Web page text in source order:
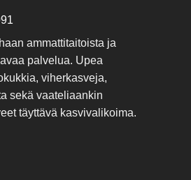
ammattitaitoista ja
palvelua. Upea
viherkasveja,
sekä vaateliaankin
täyttävä kasvivalikoima.